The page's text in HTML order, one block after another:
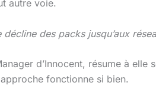
autre voie.
des packs jusqu’aux
d’Innocent, résume à elle
fonctionne si bien.